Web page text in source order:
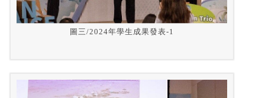
圖三/2024年學生成果發表-1